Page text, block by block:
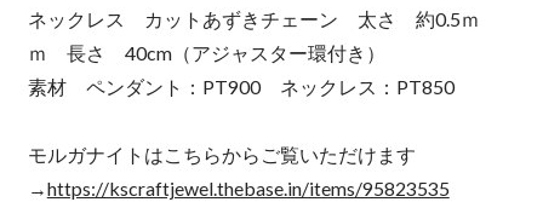
ネックレス カットあずきチェーン 太さ 約0.5ｍ
ｍ 長さ 40cm（アジャスター環付き）
素材 ペンダント：PT900 ネックレス：PT850
モルガナイトはこちらからご覧いただけます
→https://kscraftjewel.thebase.in/items/95823535